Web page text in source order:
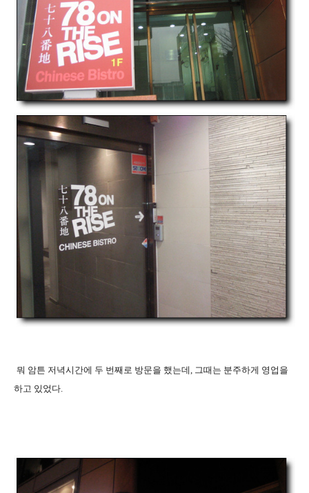
뭐 암튼 저녁시간에 두 번째로 방문을 했는데, 그때는 분주하게 영업을
하고 있었다.